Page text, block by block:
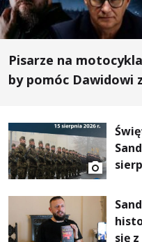
Pisarze na
by pomóc Dawidowi
się